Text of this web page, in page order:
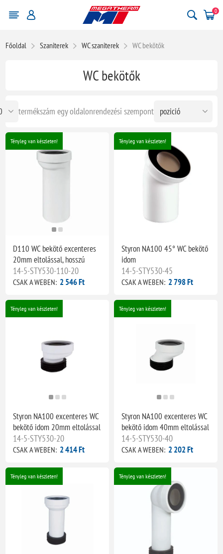
0
Főoldal Szaniterek WC szaniterek WC bekötők
WC bekötők
rendezési szempont
termékszám egy oldalon
Tényleg van készleten!
D110 WC bekötő excenteres
20mm eltolással, hosszú
14-5-STY530-110-20
CSAK A WEBEN: 2 546 Ft
Tényleg van készleten!
Styron NA100 45° WC bekötő
idom
14-5-STY530-45
CSAK A WEBEN: 2 798 Ft
Tényleg van készleten!
Styron NA100 excenteres WC
bekötő idom 20mm eltolással
14-5-STY530-20
CSAK A WEBEN: 2 414 Ft
Tényleg van készleten!
Styron NA100 excenteres WC
bekötő idom 40mm eltolással
14-5-STY530-40
CSAK A WEBEN: 2 202 Ft
Tényleg van készleten! Tényleg van készleten!